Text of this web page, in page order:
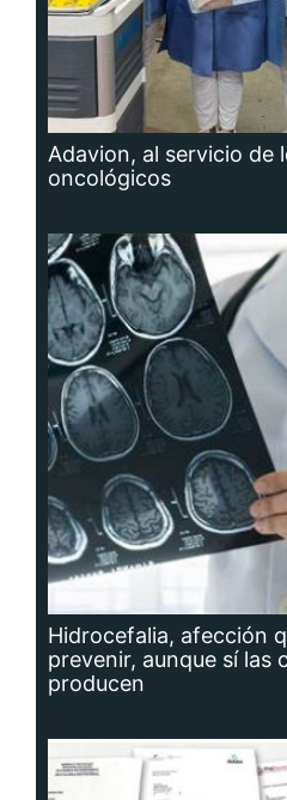
Adavion, al servicio de
oncológicos
Hidrocefalia, afección
prevenir, aunque sí las
producen